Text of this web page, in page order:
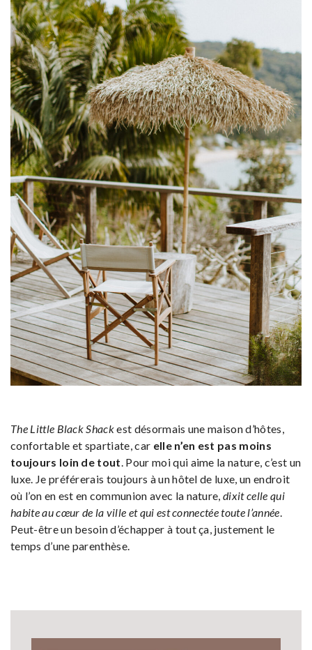
The Little Black Shackest désormais une maison d’hôtes,
confortable et spartiate, car elle n’en est pas moins
toujours loin de tout. Pour moi qui aime la nature, c’est un
luxe. Je préférerais toujours à un hôtel de luxe, un endroit
où l’on en est en communion avec la nature,dixit celle qui
habite au cœur de la ville et qui est connectée toute l’année.
Peut-être un besoin d’échapper à tout ça, justement le
temps d’une parenthèse.